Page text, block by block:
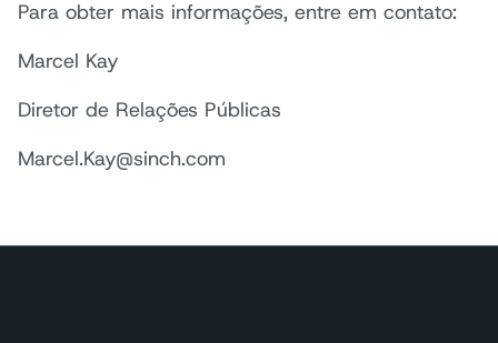
Para obter mais informações, entre em contato:
Marcel Kay
Diretor de Relações Públicas
Marcel.Kay@sinch.com